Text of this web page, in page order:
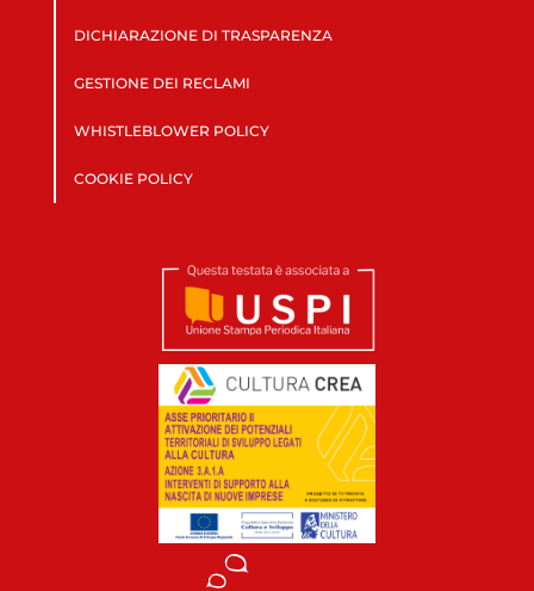
DICHIARAZIONE DI TRASPARENZA
GESTIONE DEI RECLAMI
WHISTLEBLOWER POLICY
COOKIE POLICY